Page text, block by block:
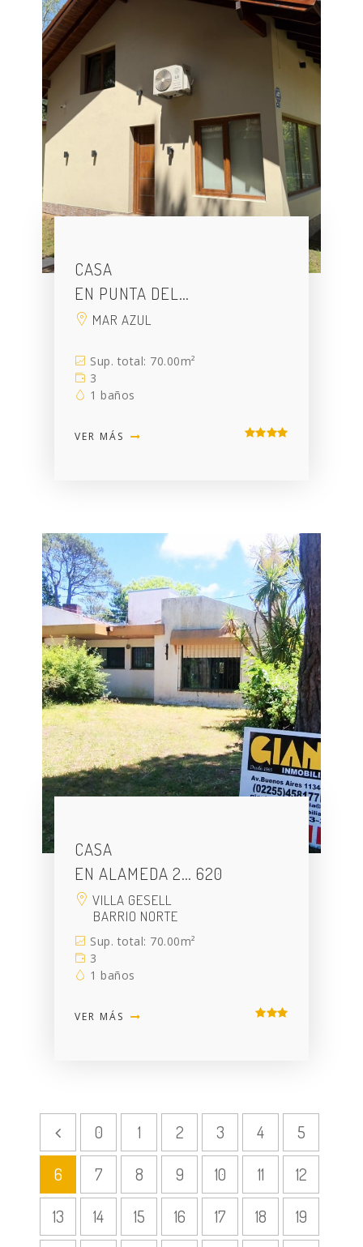
CASA
EN PUNTA DEL…
MAR AZUL
Sup. total: 70.00m²
3
1 baños
VER MÁS
CASA
EN ALAMEDA 2… 620
VILLA GESELL
BARRIO NORTE
Sup. total: 70.00m²
3
1 baños
VER MÁS
0 1 2 3 4
5
6
7 8 9 10 11
12
13
14 15 16 17 18
19